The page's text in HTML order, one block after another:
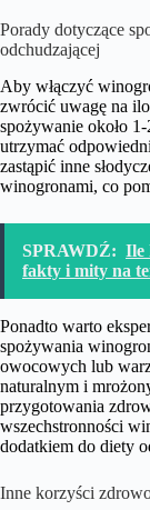
Porady dotyczące
odchudzającej
Aby włączyć
zwrócić uwagę na
spożywanie około
utrzymać
zastąpić inne
winogronami, co
SPRAWDŹ: Ile
fakty i mity na
Ponadto warto
spożywania
owocowych lub
naturalnym i
przygotowania
wszechstronności
dodatkiem do diety
Inne korzyści